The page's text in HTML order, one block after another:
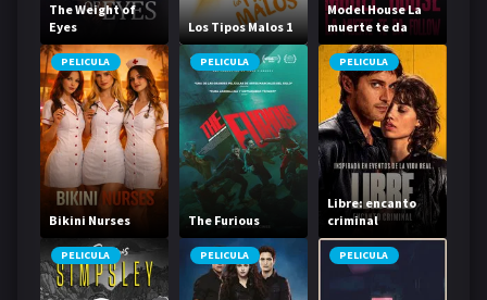
The Weight of
Eyes
Los Tipos Malos 1
Model House La
muerte te da
follow
PELICULA
Bikini Nurses
PELICULA
The Furious
PELICULA
Libre: encanto
criminal
PELICULA PELICULA PELICULA